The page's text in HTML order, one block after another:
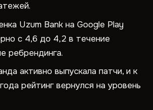
Uzum Bank на Google Play
с 4,6 до 4,2 в течение
ребрендинга.
активно выпускала патчи, и к
рейтинг вернулся на уровень